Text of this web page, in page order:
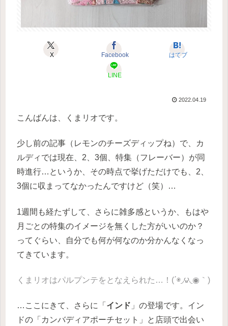
X Facebook はてブ
LINE
2022.04.19
こんばんは、くまリオです。
少し前の記事（レモンのチーズディップね）で、カ
ルディでは現在、2、3個、特集（フレーバー）が同
時進行…というか、その時点で挙げただけでも、2、
3個に収まってなかったんですけど（笑）…
1週間も経たずして、さらに雑多感というか、もはや
月ごとの特集のイメージを無くした方がいいのか？
ってぐらい、自分でも何が何なのか分かんなくなっ
てきています。
くまリオはパルプンテをとなえられた…！(΄◉◞౪◟◉｀)
…ここにきて、さらに「 インド 」の登場です。イン
ドの「カンバディアポーチセット」と店頭で出会い